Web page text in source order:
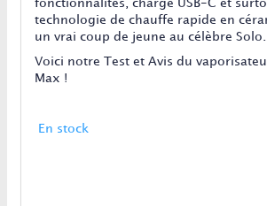
fonctionnalités, charge USB-C et
technologie de chauffe rapide en
un vrai coup de jeune au célèbre Solo.
Voici notre Test et Avis du
Max !
En stock